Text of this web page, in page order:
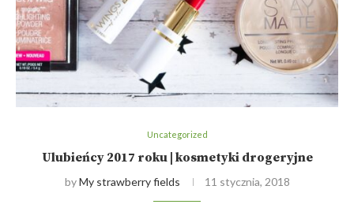
Uncategorized
Ulubieńcy 2017 roku | kosmetyki drogeryjne
byMy strawberry fields 11 stycznia, 2018